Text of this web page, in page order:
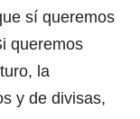
sí queremos
queremos
la
y de divisas,